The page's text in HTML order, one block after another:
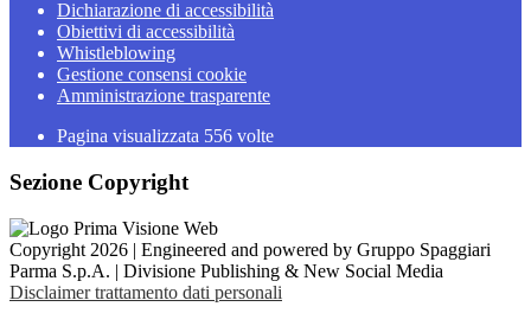
Dichiarazione di accessibilità
Obiettivi di accessibilità
Whistleblowing
Gestione consensi cookie
Amministrazione trasparente
Pagina visualizzata 556 volte
Sezione Copyright
Copyright 2026 | Engineered and powered by Gruppo Spaggiari
Parma S.p.A. | Divisione Publishing & New Social Media
Disclaimer trattamento dati personali